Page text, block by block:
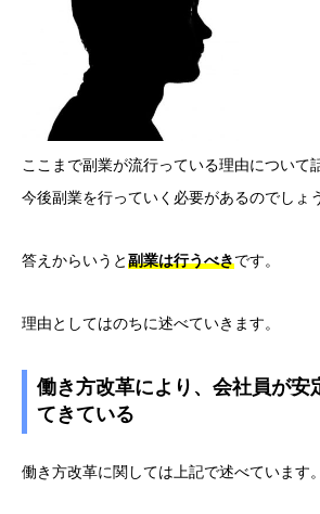
ここまで副業が流行っている理由について
今後副業を行っていく必要があるのでしょ
答えからいうと副業は行うべきです。
理由としてはのちに述べていきます。
働き方改革により、会社員が安
てきている
働き方改革に関しては上記で述べています